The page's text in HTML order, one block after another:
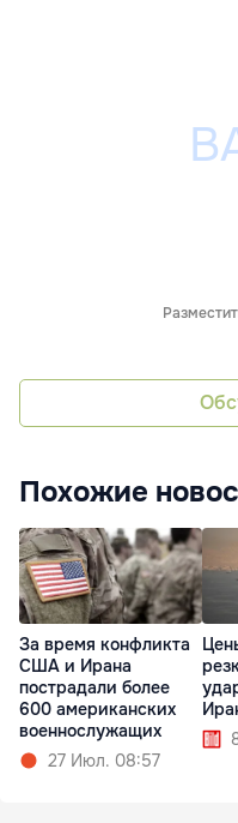
Похожие
За время конфликта
США и Ирана
пострадали более
600 американских
военнослужащих
27 Июл. 08:57